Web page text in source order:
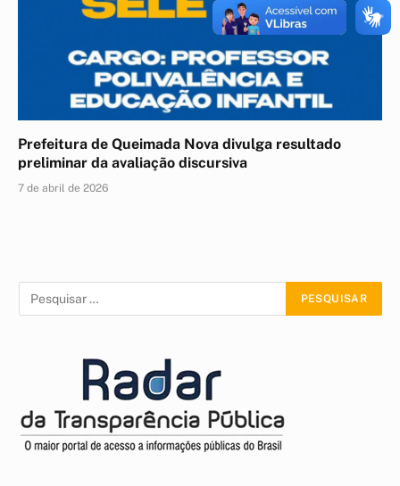
Prefeitura de Queimada Nova divulga resultado
preliminar da avaliação discursiva
7 de abril de 2026